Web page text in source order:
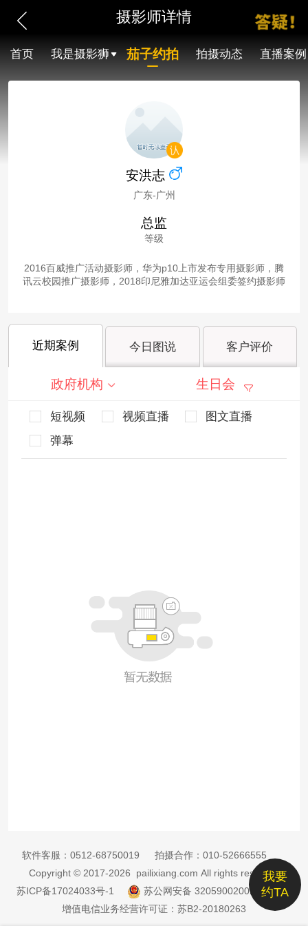
摄影师详情
首页 我是摄影狮 茄子约拍 拍摄动态 直播案例
安洪志
广东-广州
总监
等级
2016百威推广活动摄影师，华为p10上市发布专用摄影师，腾
讯云校园推广摄影师，2018印尼雅加达亚运会组委签约摄影师
近期案例 今日图说 客户评价
政府机构 生日会
短视频 视频直播
图文直播
弹幕
我要
约TA
软件客服： 0512-68750019 拍摄合作： 010-52666555
Copyright © 2017-2026 pailixiang.com All rights reserved
苏ICP备17024033号-1
苏公网安备 32059002002885号
增值电信业务经营许可证：苏B2-20180263